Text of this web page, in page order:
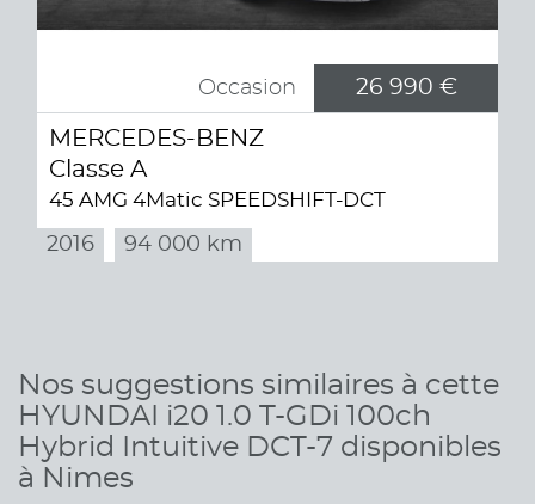
Occasion 26 990 €
MERCEDES-BENZ
Classe A
45 AMG 4Matic SPEEDSHIFT-DCT
2016 94 000 km
Nos suggestions similaires à cette
HYUNDAI i20 1.0 T-GDi 100ch
Hybrid Intuitive DCT-7 disponibles
à Nimes